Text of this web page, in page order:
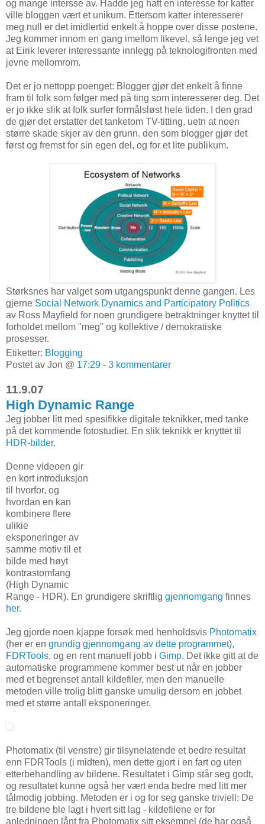
og mange intersse av. Hadde jeg hatt en interesse for katter
ville bloggen vært et unikum. Ettersom katter interesserer
meg null er det imidlertid enkelt å hoppe over disse postene.
Jeg kommer innom en gang imellom likevel, så lenge jeg vet
at Eirik leverer interessante innlegg på teknologifronten med
jevne mellomrom.
Det er jo nettopp poenget: Blogger gjør det enkelt å finne
fram til folk som følger med på ting som interesserer deg. Det
er jo ikke slik at folk surfer formålsløst hele tiden. I den grad
de gjør det erstatter det tanketom TV-titting, uetn at noen
større skade skjer av den grunn. den som blogger gjør det
først og fremst for sin egen del, og for et lite publikum.
Størksnes har valget som utgangspunkt denne gangen. Les
gjerne Social Network Dynamics and Participatory Politics
av Ross Mayfield for noen grundigere betraktninger knyttet til
forholdet mellom "meg" og kollektive / demokratiske
prosesser.
Etiketter: Blogging
Postet av Jon @ 17:29 - 3 kommentarer
11.9.07
High Dynamic Range
Jeg jobber litt med spesifikke digitale teknikker, med tanke
på det kommende fotostudiet. En slik teknikk er knyttet til
HDR-bilder.
Denne videoen gir
en kort introduksjon
til hvorfor, og
hvordan en kan
kombinere flere
ulikie
eksponeringer av
samme motiv til et
bilde med høyt
kontrastomfang
(High Dynamic
Range - HDR). En grundigere skriftlig gjennomgang finnes
her.
Jeg gjorde noen kjappe forsøk med henholdsvis Photomatix
(her er en grundig gjennomgang av dette programmet),
FDRTools, og en rent manuell jobb i Gimp. Det ikke gitt at de
automatiske programmene kommer best ut når en jobber
med et begrenset antall kildefiler, men den manuelle
metoden ville trolig blitt ganske umulig dersom en jobbet
med et større antall eksponeringer.
Photomatix (til venstre) gir tilsynelatende et bedre resultat
enn FDRTools (i midten), men dette gjort i en fart og uten
etterbehandling av bildene. Resultatet i Gimp står seg godt,
og resultatet kunne også her vært enda bedre med litt mer
tålmodig jobbing. Metoden er i og for seg ganske triviell: De
tre bildene ble lagt i hvert sitt lag - kildefilene er for
anledningen lånt fra Photomatix sitt eksempel (de har også